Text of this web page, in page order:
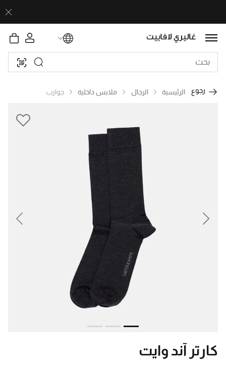
رجوع الرئيسية الرجال ملابس داخلية جوارب
Next
كارتر آند وايت